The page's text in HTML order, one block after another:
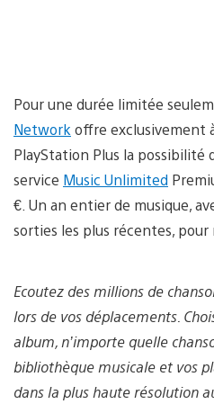
Pour une durée limitée
Network offre exclusivement
PlayStation Plus la possibilité
service Music Unlimited
€. Un an entier de musique,
sorties les plus récentes, pour
Ecoutez des millions de
lors de vos déplacements.
album, n’importe quelle
bibliothèque musicale et vos
dans la plus haute résolution